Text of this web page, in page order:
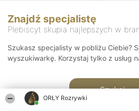
ORŁY Rozrywki
Znajdź specjalistę
Plebiscyt skupia najlepszych w
Szukasz specjalisty w pobliżu Ciebie?
wyszukiwarkę. Korzystaj tylko z usług
Szukaj